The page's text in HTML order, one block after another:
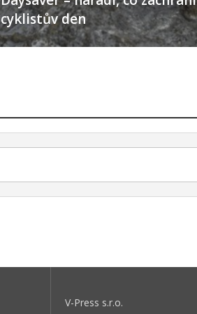
cyklistův den
V-Press s.r.o.